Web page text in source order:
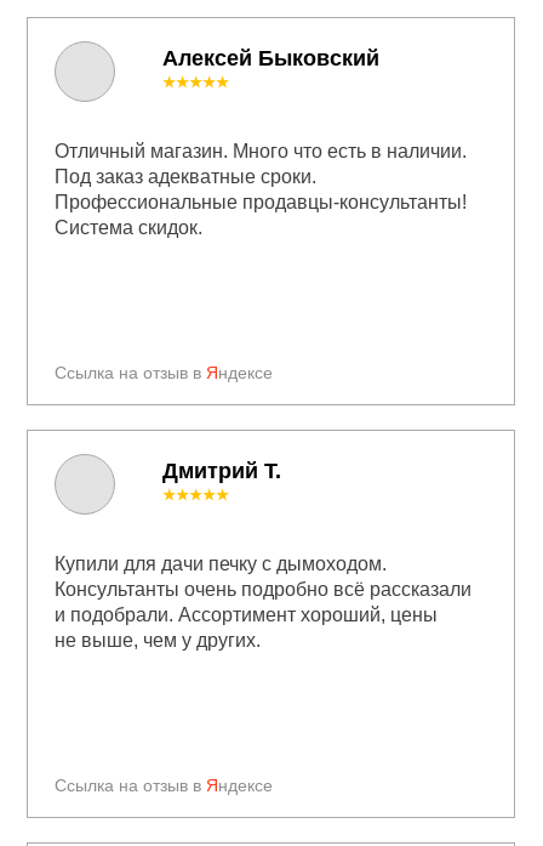
Алексей Быковский
Ссылка на отзыв в Яндексе
★★★★★
Отличный магазин. Много что есть в наличии.
Под заказ адекватные сроки.
Профессиональные продавцы-консультанты!
Система скидок.
Ссылка на отзыв в Яндексе
★★★★★
Купили для дачи печку с дымоходом.
Консультанты очень подробно всё рассказали
и подобрали. Ассортимент хороший, цены
не выше, чем у других.
Дмитрий Т.